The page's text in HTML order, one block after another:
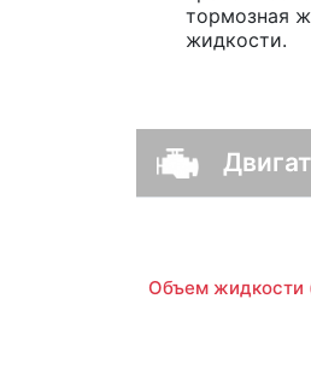
тормозная
жидкости.
Объем жидкости